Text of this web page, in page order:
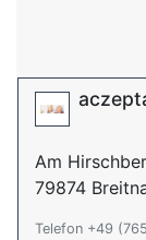
Am
79874
Telefon +49